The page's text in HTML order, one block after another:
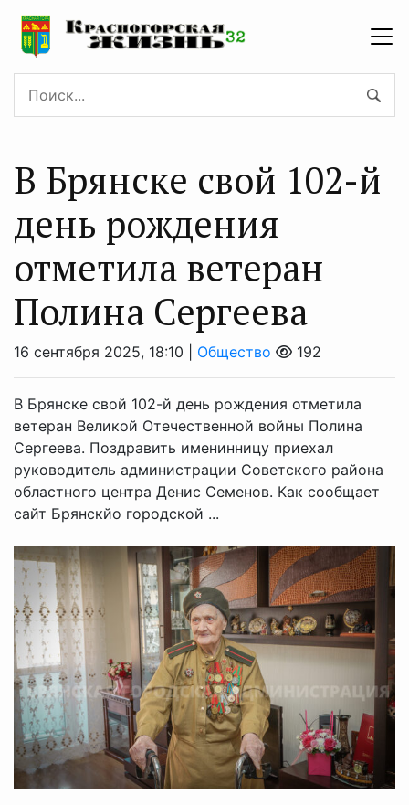
В Брянске свой 102-й
день рождения
отметила ветеран
Полина Сергеева
16 сентября 2025, 18:10 | Общество 192
В Брянске свой 102-й день рождения отметила
ветеран Великой Отечественной войны Полина
Сергеева. Поздравить именинницу приехал
руководитель администрации Советского района
областного центра Денис Семенов. Как сообщает
сайт Брянскйо городской ...